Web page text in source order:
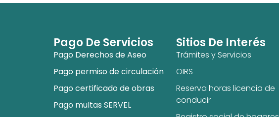
Pago De Servicios
Pago Derechos de Aseo
Pago permiso de circulación
Pago certificado de obras
Pago multas SERVEL
Sitios De Interés
Trámites y Servicios
OIRS
Reserva horas licencia de
conducir